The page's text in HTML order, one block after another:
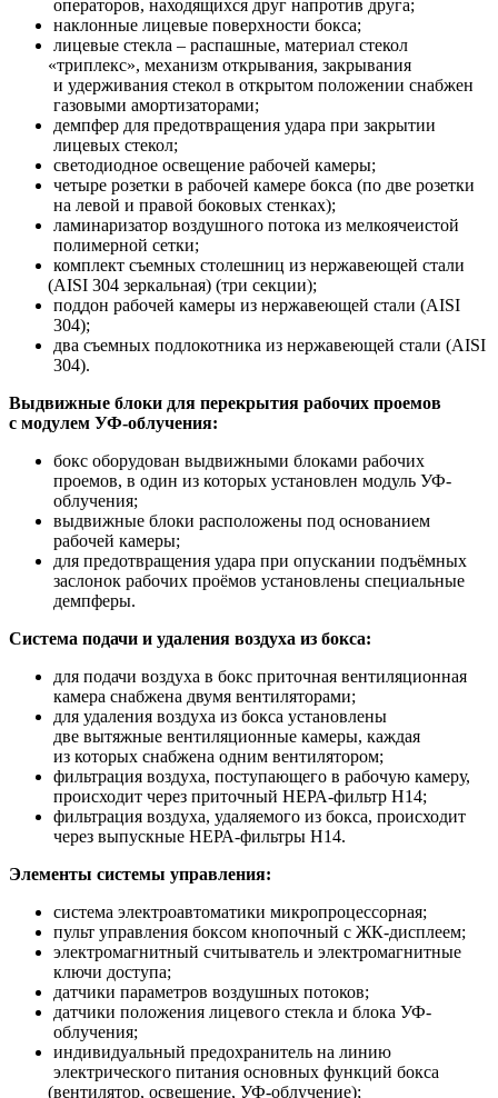
операторов, находящихся друг напротив друга;
наклонные лицевые поверхности бокса;
лицевые стекла – распашные, материал стекол
«триплекс», механизм открывания, закрывания
и удерживания стекол в открытом положении снабжен
газовыми амортизаторами;
демпфер для предотвращения удара при закрытии
лицевых стекол;
светодиодное освещение рабочей камеры;
четыре розетки в рабочей камере бокса (по две розетки
на левой и правой боковых стенках);
ламинаризатор воздушного потока из мелкоячеистой
полимерной сетки;
комплект съемных столешниц из нержавеющей стали
(AISI 304 зеркальная) (три секции);
поддон рабочей камеры из нержавеющей стали (AISI
304);
два съемных подлокотника из нержавеющей стали (AISI
304).
Выдвижные блоки для перекрытия рабочих проемов
с модулем УФ-облучения:
бокс оборудован выдвижными блоками рабочих
проемов, в один из которых установлен модуль УФ-
облучения;
выдвижные блоки расположены под основанием
рабочей камеры;
для предотвращения удара при опускании подъёмных
заслонок рабочих проёмов установлены специальные
демпферы.
Система подачи и удаления воздуха из бокса:
для подачи воздуха в бокс приточная вентиляционная
камера снабжена двумя вентиляторами;
для удаления воздуха из бокса установлены
две вытяжные вентиляционные камеры, каждая
из которых снабжена одним вентилятором;
фильтрация воздуха, поступающего в рабочую камеру,
происходит через приточный НЕРА-фильтр Н14;
фильтрация воздуха, удаляемого из бокса, происходит
через выпускные НЕРА-фильтры Н14.
Элементы системы управления:
система электроавтоматики микропроцессорная;
пульт управления боксом кнопочный с ЖК-дисплеем;
электромагнитный считыватель и электромагнитные
ключи доступа;
датчики параметров воздушных потоков;
датчики положения лицевого стекла и блока УФ-
облучения;
индивидуальный предохранитель на линию
электрического питания основных функций бокса
(вентилятор, освещение, УФ-облучение);